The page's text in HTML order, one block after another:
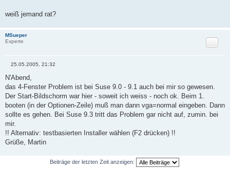
weiß jemand rat?
MSueper
Experte
Zitat
e
i
t
a
g
25.05.2005, 21:32
N'Abend,
das 4-Fenster Problem ist bei Suse 9.0 - 9.1 auch bei mir so gewesen.
Der Start-Bildschorm war hier - soweit ich weiss - noch ok. Beim 1.
booten (in der Optionen-Zeile) muß man dann vga=normal eingeben. Dann
sollte es gehen. Bei Suse 9.3 tritt das Problem gar nicht auf, zumin. bei
mir.
!! Alternativ: testbasierten Installer wählen (F2 drücken) !!
Grüße, Martin
Beiträge der letzten Zeit anzeigen: